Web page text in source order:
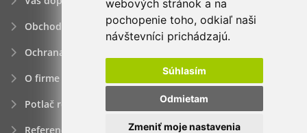
webových stránok a na
pochopenie toho, odkiaľ naši
návštevníci prichádzajú.
Súhlasím
Odmietam
Zmeniť moje nastavenia
Obchodné podmienky
Ochrana osobných údajov
O firme
Potlač reklamných predmetov
Referencie